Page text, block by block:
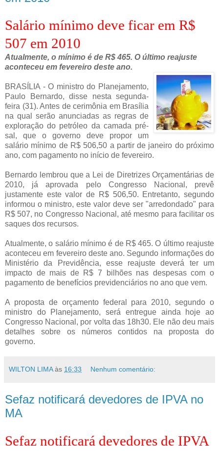
Salário mínimo deve ficar em R$
507 em 2010
Atualmente, o mínimo é de R$ 465. O último reajuste
aconteceu em fevereiro deste ano.
BRASÍLIA - O ministro do Planejamento,
Paulo Bernardo, disse nesta segunda-
feira (31). Antes de cerimônia em Brasília
na qual serão anunciadas as regras de
exploração do petróleo da camada pré-
sal, que o governo deve propor um
salário mínimo de R$ 506,50 a partir de janeiro do próximo
ano, com pagamento no início de fevereiro.
Bernardo lembrou que a Lei de Diretrizes Orçamentárias de
2010, já aprovada pelo Congresso Nacional, prevê
justamente este valor de R$ 506,50. Entretanto, segundo
informou o ministro, este valor deve ser "arredondado" para
R$ 507, no Congresso Nacional, até mesmo para facilitar os
saques dos recursos.
Atualmente, o salário mínimo é de R$ 465. O último reajuste
aconteceu em fevereiro deste ano. Segundo informações do
Ministério da Previdência, esse reajuste deverá ter um
impacto de mais de R$ 7 bilhões nas despesas com o
pagamento de benefícios previdenciários no ano que vem.
A proposta de orçamento federal para 2010, segundo o
ministro do Planejamento, será entregue ainda hoje ao
Congresso Nacional, por volta das 18h30. Ele não deu mais
detalhes sobre os números contidos na proposta do
governo.
WILTON LIMA às 16:33 Nenhum comentário:
Sefaz notificará devedores de IPVA no
MA
Sefaz notificará devedores de IPVA